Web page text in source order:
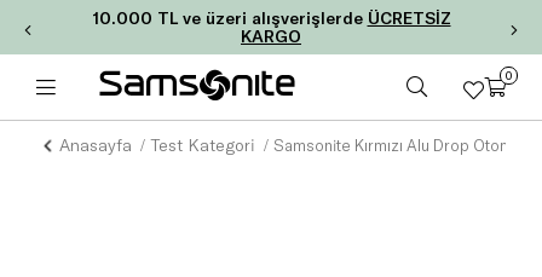
10.000 TL ve üzeri alışverişlerde ÜCRETSİZ
KARGO
0
Anasayfa Test Kategori